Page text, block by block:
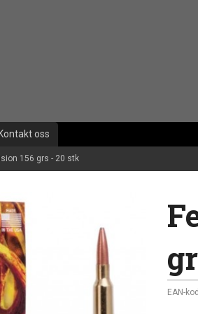
Kontakt oss
156 grs - 20 stk
EAN-